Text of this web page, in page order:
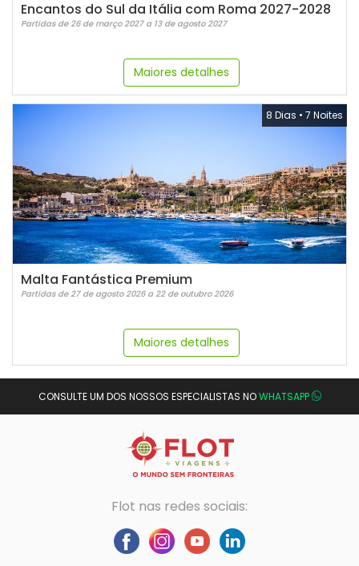
Encantos do Sul da Itália com Roma 2027-2028
Partidas de 26 de março 2027 a 13 de agosto 2027
Maiores detalhes
8 Dias • 7 Noites
Malta Fantástica Premium
Partidas de 27 de agosto 2026 a 22 de outubro 2026
Maiores detalhes
CONSULTE UM DOS NOSSOS ESPECIALISTAS NOWHATSAPP
Flot nas redes sociais: